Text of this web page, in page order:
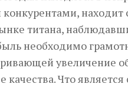
находит
титана,
необходимо
увеличение
Что